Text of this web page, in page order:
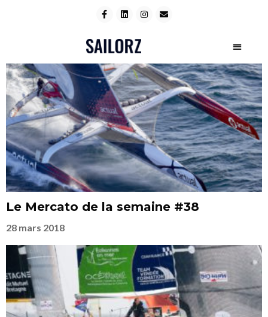
Le Mercato de la semaine #38
28 mars 2018